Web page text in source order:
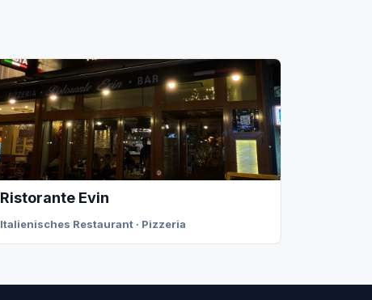
Ristorante Evin
Italienisches Restaurant · Pizzeria